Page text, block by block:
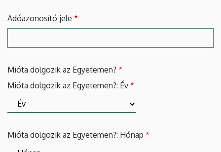
Adóazonosító jele
Mióta dolgozik az Egyetemen?
Mióta dolgozik az Egyetemen?: Év
Mióta dolgozik az Egyetemen?: Hónap